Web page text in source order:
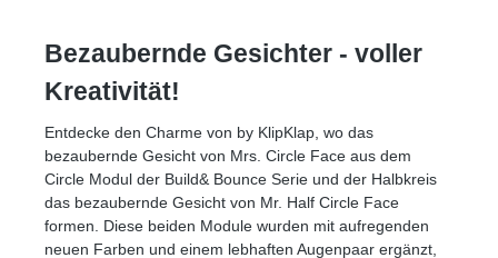
Bezaubernde Gesichter - voller
Kreativität!
Entdecke den Charme von by KlipKlap, wo das
bezaubernde Gesicht von Mrs. Circle Face aus dem
Circle Modul der Build& Bounce Serie und der Halbkreis
das bezaubernde Gesicht von Mr. Half Circle Face
formen. Diese beiden Module wurden mit aufregenden
neuen Farben und einem lebhaften Augenpaar ergänzt,